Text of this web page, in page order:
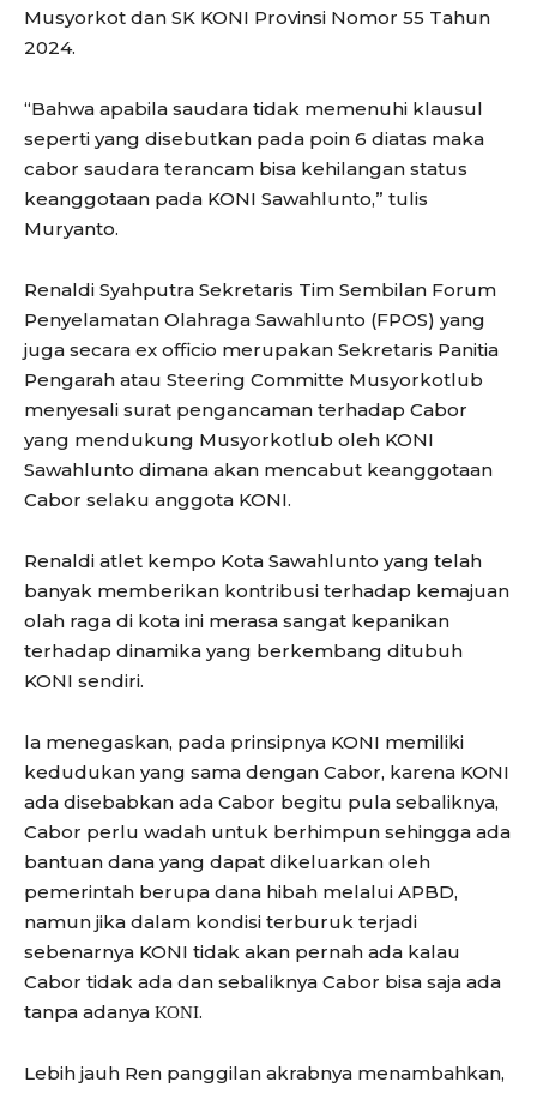
Musyorkot dan SK KONI Provinsi Nomor 55 Tahun
2024.
“Bahwa apabila saudara tidak memenuhi klausul
seperti yang disebutkan pada poin 6 diatas maka
cabor saudara terancam bisa kehilangan status
keanggotaan pada KONI Sawahlunto,” tulis
Muryanto.
Renaldi Syahputra Sekretaris Tim Sembilan Forum
Penyelamatan Olahraga Sawahlunto (FPOS) yang
juga secara ex officio merupakan Sekretaris Panitia
Pengarah atau Steering Committe Musyorkotlub
menyesali surat pengancaman terhadap Cabor
yang mendukung Musyorkotlub oleh KONI
Sawahlunto dimana akan mencabut keanggotaan
Cabor selaku anggota KONI.
Renaldi atlet kempo Kota Sawahlunto yang telah
banyak memberikan kontribusi terhadap kemajuan
olah raga di kota ini merasa sangat kepanikan
terhadap dinamika yang berkembang ditubuh
KONI sendiri.
la menegaskan, pada prinsipnya KONI memiliki
kedudukan yang sama dengan Cabor, karena KONI
ada disebabkan ada Cabor begitu pula sebaliknya,
Cabor perlu wadah untuk berhimpun sehingga ada
bantuan dana yang dapat dikeluarkan oleh
pemerintah berupa dana hibah melalui APBD,
namun jika dalam kondisi terburuk terjadi
sebenarnya KONI tidak akan pernah ada kalau
Cabor tidak ada dan sebaliknya Cabor bisa saja ada
tanpa adanya ΚΟΝΙ.
Lebih jauh Ren panggilan akrabnya menambahkan,